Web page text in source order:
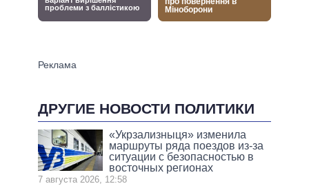
ДРУГИЕ НОВОСТИ ПОЛИТИКИ
«Укрзализныця» изменила
маршруты ряда поездов из-за
ситуации с безопасностью в
восточных регионах
7 августа 2026, 12:58